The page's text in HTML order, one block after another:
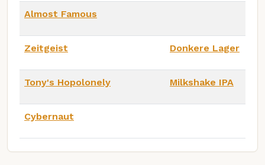
Almost Famous
Zeitgeist Donkere Lager
Tony's Hopolonely Milkshake IPA
Cybernaut